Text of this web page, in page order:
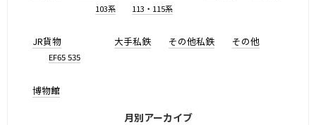
103系 113・115系
JR貨物
EF65 535
大手私鉄 その他私鉄 その他
博物館
月別アーカイブ